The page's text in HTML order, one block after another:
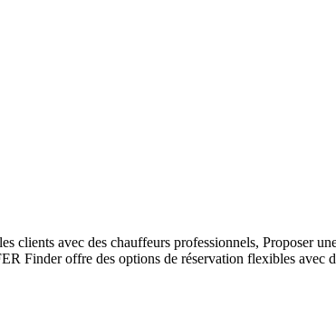
clients avec des chauffeurs professionnels, Proposer
Finder offre des options de réservation flexibles avec